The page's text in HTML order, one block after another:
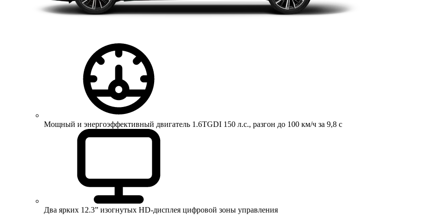
Мощный и энергоэффективный двигатель 1.6TGDI 150 л.с., разгон до 100 км/ч за 9,8 с
Два ярких 12.3” изогнутых HD-дисплея цифровой зоны управления